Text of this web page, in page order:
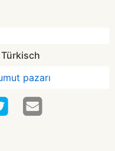
Türkisch
pazarı